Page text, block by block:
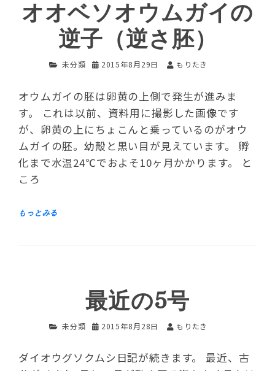
オオベソオウムガイの
逆子（逆さ胚）
未分類 2015年8月29日 もりたき
オウムガイの胚は卵黄の上側で発生が進みま
す。 これは以前、資料用に撮影した画像です
が、卵黄の上にちょこんと乗っているのがオウ
ムガイの胚。幼殻と黒い目が見えています。 孵
化まで水温24℃でおよそ10ヶ月かかります。 と
ころ
最近の5号
未分類 2015年8月28日 もりたき
ダイオウグソクムシ日記が続きます。 最近、古